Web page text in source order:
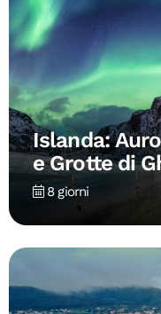
Islanda:
e Grotte di
8 giorni